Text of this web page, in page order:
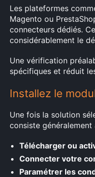
Les plateformes
Magento ou
connecteurs dédiés.
considérablement le
Une vérification
spécifiques et réduit
Installez le
Une fois la solution
consiste généralement
Télécharger ou
Connecter votre
Paramétrer les